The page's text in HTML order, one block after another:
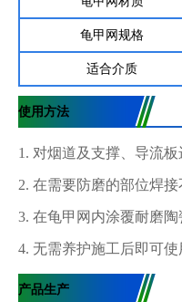
龟甲网规格
适合介质
使用方法
1. 对烟道及支撑、导流
2. 在需要防磨的部位焊接
3. 在龟甲网内涂覆耐磨
4. 无需养护施工后即可使
产品生产